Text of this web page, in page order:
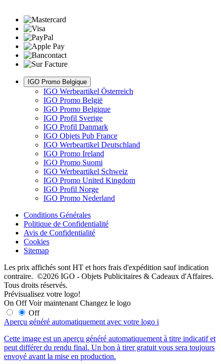
IGO Promo Belgique
IGO Werbeartikel Österreich
IGO Promo België
IGO Promo Belgique
IGO Profil Sverige
IGO Profil Danmark
IGO Objets Pub France
IGO Werbeartikel Deutschland
IGO Promo Ireland
IGO Promo Suomi
IGO Werbeartikel Schweiz
IGO Promo United Kingdom
IGO Profil Norge
IGO Promo Nederland
Conditions Générales
Politique de Confidentialité
Avis de Confidentialité
Cookies
Sitemap
Les prix affichés sont HT et hors frais d'expédition sauf indication
contraire. ©2026 IGO - Objets Publicitaires & Cadeaux d'Affaires.
Tous droits réservés.
Prévisualisez votre logo!
On Off Voir maintenant Changez le logo
Off
Aperçu généré automatiquement avec votre logo i
Cette image est un aperçu généré automatiquement à titre indicatif et
peut différer du rendu final. Un bon à tirer gratuit vous sera toujours
envoyé avant la mise en production.